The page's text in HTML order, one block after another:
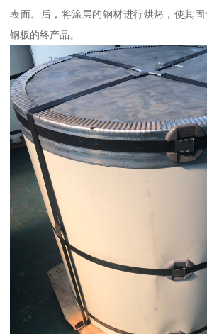
表面。后，将涂层的钢材进行烘烤，使其
钢板的终产品。